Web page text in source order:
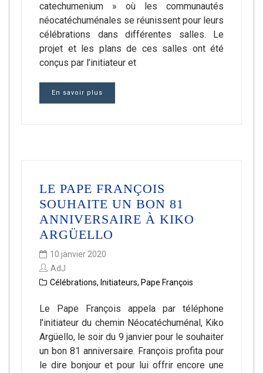
catechumenium » où les communautés
néocatéchuménales se réunissent pour leurs
célébrations dans différentes salles. Le
projet et les plans de ces salles ont été
conçus par l’initiateur et
En savoir plus
LE PAPE FRANÇOIS
SOUHAITE UN BON 81
ANNIVERSAIRE À KIKO
ARGÜELLO
10 janvier 2020
AdJ
Célébrations, Initiateurs, Pape François
Le Pape François appela par téléphone
l’initiateur du chemin Néocatéchuménal, Kiko
Argüello, le soir du 9 janvier pour le souhaiter
un bon 81 anniversaire. François profita pour
le dire bonjour et pour lui offrir encore une